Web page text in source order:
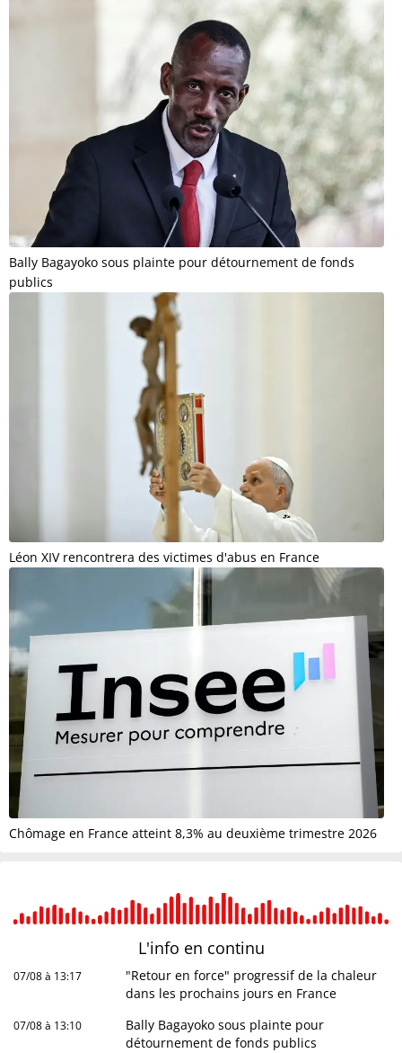
Bally Bagayoko sous plainte pour détournement de fonds
publics
Léon XIV rencontrera des victimes d'abus en France
Chômage en France atteint 8,3% au deuxième trimestre 2026
L'info en continu
07/08 à 13:17
"Retour en force" progressif de la chaleur
dans les prochains jours en France
07/08 à 13:10
Bally Bagayoko sous plainte pour
détournement de fonds publics